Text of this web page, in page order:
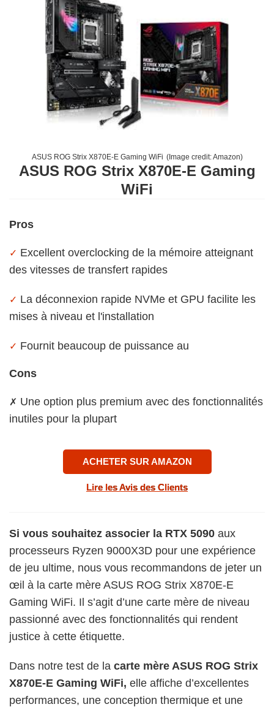
ASUS ROG Strix X870E-E Gaming WiFi (Image credit:Amazon)
ASUS ROG Strix X870E-E Gaming
WiFi
Pros
✓ Excellent overclocking de la mémoire atteignant
des vitesses de transfert rapides
✓ La déconnexion rapide NVMe et GPU facilite les
mises à niveau et l'installation
✓ Fournit beaucoup de puissance au
Cons
✗ Une option plus premium avec des fonctionnalités
inutiles pour la plupart
ACHETER SUR AMAZON
Lire les Avis des Clients
Si vous souhaitez associer la RTX 5090 aux
processeurs Ryzen 9000X3D pour une expérience
de jeu ultime, nous vous recommandons de jeter un
œil à la carte mère ASUS ROG Strix X870E-E
Gaming WiFi. Il s’agit d’une carte mère de niveau
passionné avec des fonctionnalités qui rendent
justice à cette étiquette.
Dans notre test de la carte mère ASUS ROG Strix
X870E-E Gaming WiFi, elle affiche d’excellentes
performances, une conception thermique et une